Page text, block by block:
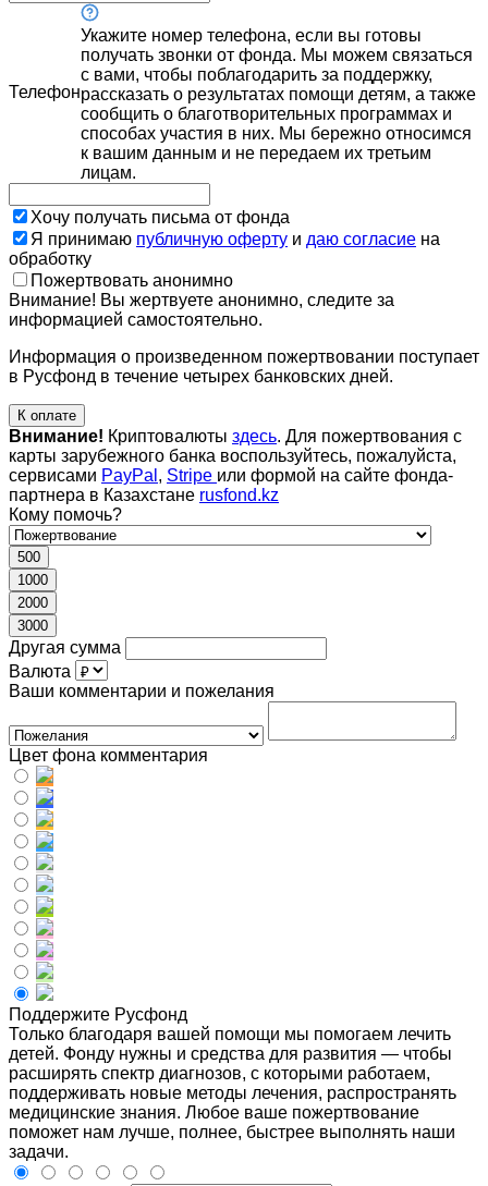
Телефон
Укажите номер телефона, если вы готовы
получать звонки от фонда. Мы можем связаться
с вами, чтобы поблагодарить за поддержку,
рассказать о результатах помощи детям, а также
сообщить о благотворительных программах и
способах участия в них. Мы бережно относимся
к вашим данным и не передаем их третьим
лицам.
Хочу получать письма от фонда
Я принимаю публичную оферту и даю согласие на
обработку
Пожертвовать анонимно
Внимание! Вы жертвуете анонимно, следите за
информацией самостоятельно.
Информация о произведенном пожертвовании поступает
в Русфонд в течение четырех банковских дней.
К оплате
Внимание! Криптовалюты здесь. Для пожертвования с
карты зарубежного банка воспользуйтесь, пожалуйста,
сервисами PayPal , Stripe или формой на сайте фонда-
партнера в Казахстане rusfond.kz
Кому помочь?
500
1000
2000
3000
Другая сумма
Валюта
Ваши комментарии и пожелания
Цвет фона комментария
Поддержите Русфонд
Только благодаря вашей помощи мы помогаем лечить
детей. Фонду нужны и средства для развития — чтобы
расширять спектр диагнозов, с которыми работаем,
поддерживать новые методы лечения, распространять
медицинские знания. Любое ваше пожертвование
поможет нам лучше, полнее, быстрее выполнять наши
задачи.